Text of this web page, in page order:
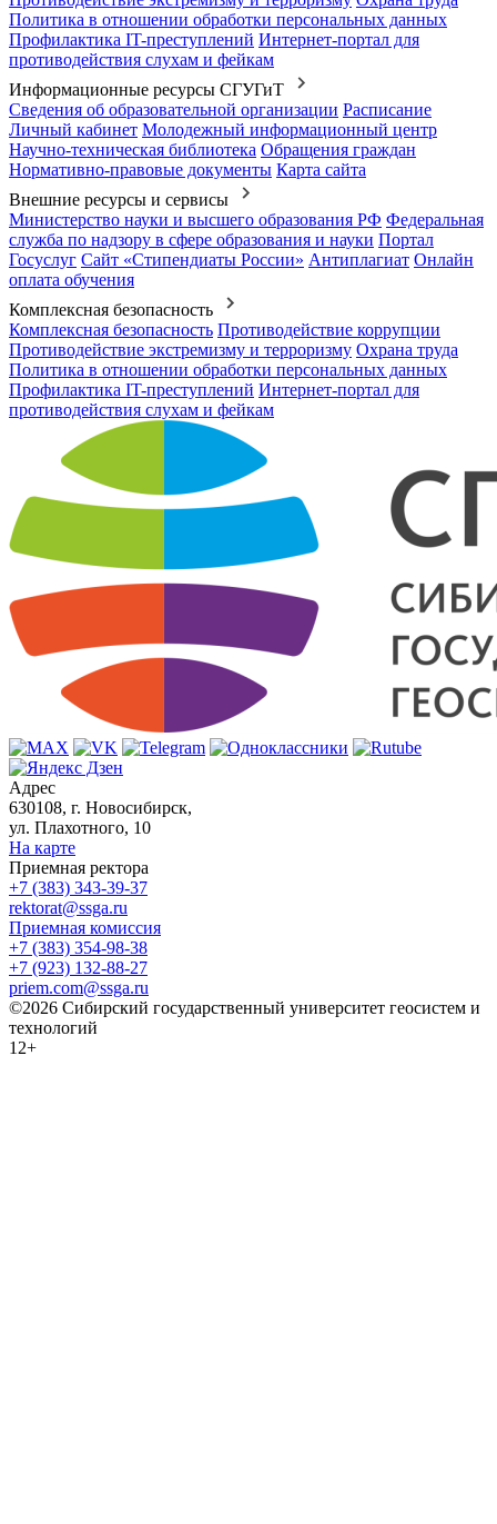
Политика в отношении обработки персональных данных
Профилактика IT-преступлений Интернет-портал для
противодействия слухам и фейкам
Информационные ресурсы СГУГиТ
Сведения об образовательной организации Расписание
Личный кабинет Молодежный информационный центр
Научно-техническая библиотека Обращения граждан
Нормативно-правовые документы Карта сайта
Внешние ресурсы и сервисы
Министерство науки и высшего образования РФ Федеральная
служба по надзору в сфере образования и науки Портал
Госуслуг Сайт «Стипендиаты России» Антиплагиат Онлайн
оплата обучения
Комплексная безопасность
Комплексная безопасность Противодействие коррупции
Противодействие экстремизму и терроризму Охрана труда
Политика в отношении обработки персональных данных
Профилактика IT-преступлений Интернет-портал для
противодействия слухам и фейкам
Адрес
630108, г. Новосибирск,
ул. Плахотного, 10
На карте
Приемная ректора
+7 (383) 343-39-37
rektorat@ssga.ru
Приемная комиссия
+7 (383) 354-98-38
+7 (923) 132-88-27
priem.com@ssga.ru
©2026 Сибирский государственный университет геосистем и
технологий
12+